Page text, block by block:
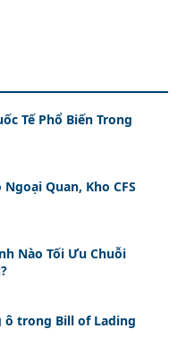
Tế Phổ Biến Trong
Quan, Kho CFS
Nào Tối Ưu Chuỗi
trong Bill of Lading